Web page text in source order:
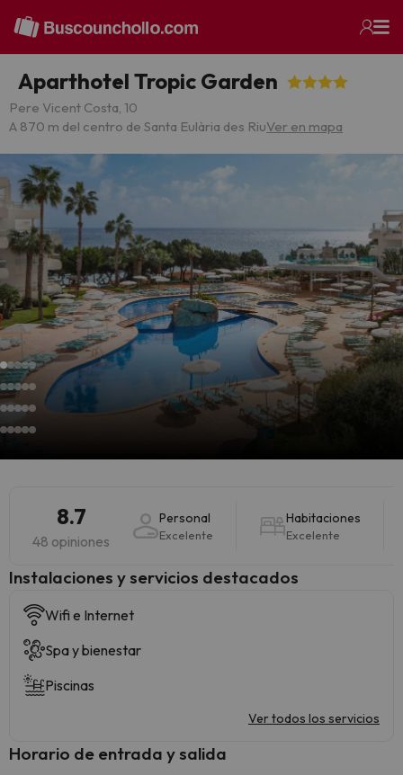
Aparthotel Tropic Garden
Pere Vicent Costa, 10
A 870 m del centro de Santa Eulària des RiuVer en mapa
8.7
48 opiniones
Personal
Excelente
Habitaciones
Excelente
Instalaciones y servicios destacados
Wifi e Internet
Spa y bienestar
Piscinas
Ver todos los servicios
Horario de entrada y salida